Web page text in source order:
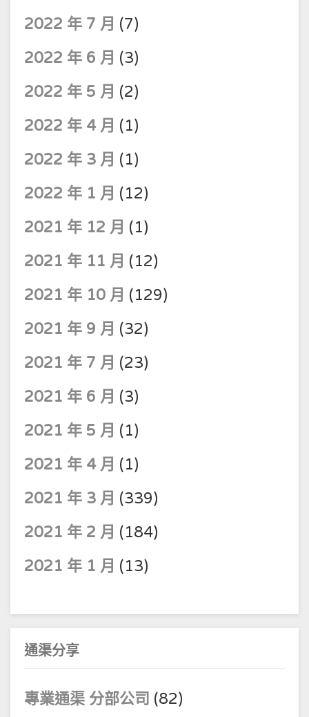
2022 年 7 月 (7)
2022 年 6 月 (3)
2022 年 5 月 (2)
2022 年 4 月 (1)
2022 年 3 月 (1)
2022 年 1 月 (12)
2021 年 12 月 (1)
2021 年 11 月 (12)
2021 年 10 月 (129)
2021 年 9 月 (32)
2021 年 7 月 (23)
2021 年 6 月 (3)
2021 年 5 月 (1)
2021 年 4 月 (1)
2021 年 3 月 (339)
2021 年 2 月 (184)
2021 年 1 月 (13)
通渠分享
專業通渠 分部公司 (82)